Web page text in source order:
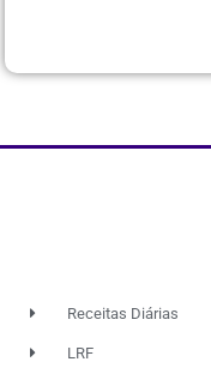
Receitas Diárias
LRF